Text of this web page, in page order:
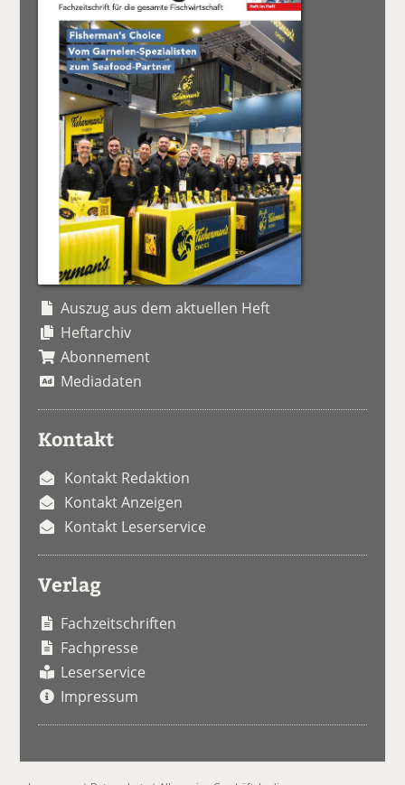
Auszug aus dem aktuellen Heft
Heftarchiv
Abonnement
Mediadaten
Kontakt
Kontakt Redaktion
Kontakt Anzeigen
Kontakt Leserservice
Verlag
Fachzeitschriften
Fachpresse
Leserservice
Impressum